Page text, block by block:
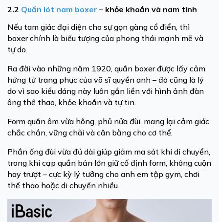
2.2 Quần lót nam boxer – khỏe khoắn và nam tính
Nếu tam giác đại diện cho sự gọn gàng cổ điển, thì
boxer chính là biểu tượng của phong thái mạnh mẽ và
tự do.
Ra đời vào những năm 1920, quần boxer được lấy cảm
hứng từ trang phục của võ sĩ quyền anh – đó cũng là lý
do vì sao kiểu dáng này luôn gắn liền với hình ảnh đàn
ông thể thao, khỏe khoắn và tự tin.
Form quần ôm vừa hông, phủ nửa đùi, mang lại cảm giác
chắc chắn, vững chãi và cân bằng cho cơ thể.
Phần ống đùi vừa đủ dài giúp giảm ma sát khi di chuyển,
trong khi cạp quần bản lớn giữ cố định form, không cuộn
hay trượt – cực kỳ lý tưởng cho anh em tập gym, chơi
thể thao hoặc di chuyển nhiều.